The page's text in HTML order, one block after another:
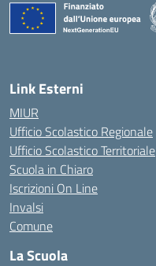
Link Esterni
MIUR
Ufficio Scolastico Regionale
Ufficio Scolastico Territoriale
Scuola in Chiaro
Iscrizioni On Line
Invalsi
Comune
La Scuola